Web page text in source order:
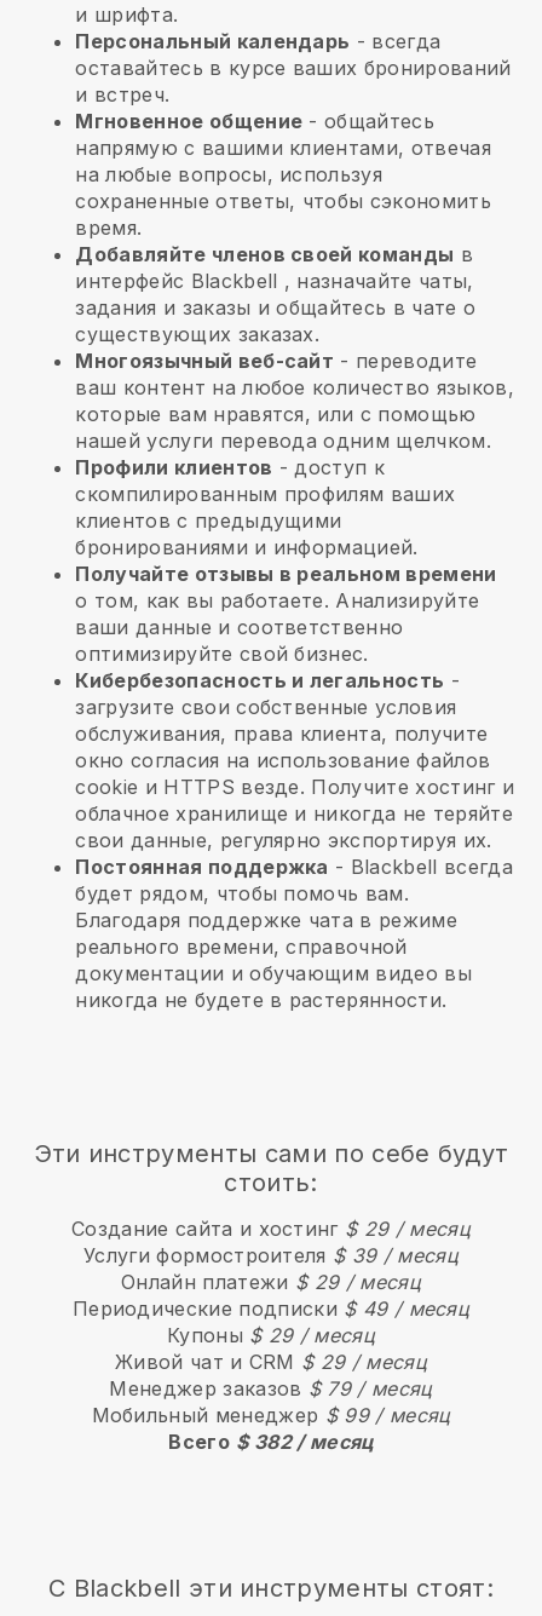
и шрифта.
Персональный календарь - всегда
оставайтесь в курсе ваших бронирований
и встреч.
Мгновенное общение - общайтесь
напрямую с вашими клиентами, отвечая
на любые вопросы, используя
сохраненные ответы, чтобы сэкономить
время.
Добавляйте членов своей команды в
интерфейс Blackbell , назначайте чаты,
задания и заказы и общайтесь в чате о
существующих заказах.
Многоязычный веб-сайт - переводите
ваш контент на любое количество языков,
которые вам нравятся, или с помощью
нашей услуги перевода одним щелчком.
Профили клиентов - доступ к
скомпилированным профилям ваших
клиентов с предыдущими
бронированиями и информацией.
Получайте отзывы в реальном времени
о том, как вы работаете. Анализируйте
ваши данные и соответственно
оптимизируйте свой бизнес.
Кибербезопасность и легальность -
загрузите свои собственные условия
обслуживания, права клиента, получите
окно согласия на использование файлов
cookie и HTTPS везде. Получите хостинг и
облачное хранилище и никогда не теряйте
свои данные, регулярно экспортируя их.
Постоянная поддержка - Blackbell всегда
будет рядом, чтобы помочь вам.
Благодаря поддержке чата в режиме
реального времени, справочной
документации и обучающим видео вы
никогда не будете в растерянности.
Эти инструменты сами по себе будут
стоить:
Создание сайта и хостинг $ 29 / месяц
Услуги формостроителя $ 39 / месяц
Онлайн платежи $ 29 / месяц
Периодические подписки $ 49 / месяц
Купоны $ 29 / месяц
Живой чат и CRM $ 29 / месяц
Менеджер заказов $ 79 / месяц
Мобильный менеджер $ 99 / месяц
Всего $ 382 / месяц
С Blackbell эти инструменты стоят: